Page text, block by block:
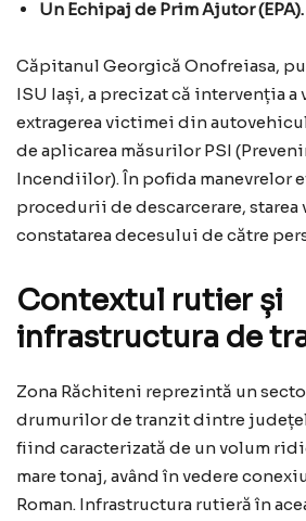
Un Echipaj de Prim Ajutor (EPA).
Căpitanul Georgică Onofreiasa,
ISU Iași, a precizat că intervenția a
extragerea victimei din
de aplicarea măsurilor PSI
Incendiilor). În pofida manevrelor
procedurii de descarcerare,
constatarea decesului de către
Contextul rutier și
infrastructura de
Zona Răchiteni reprezintă un
drumurilor de tranzit dintre
fiind caracterizată de un volum
mare tonaj, având în vedere
Roman. Infrastructura rutieră în